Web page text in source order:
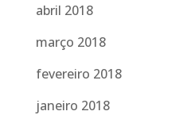
abril 2018
março 2018
fevereiro 2018
janeiro 2018